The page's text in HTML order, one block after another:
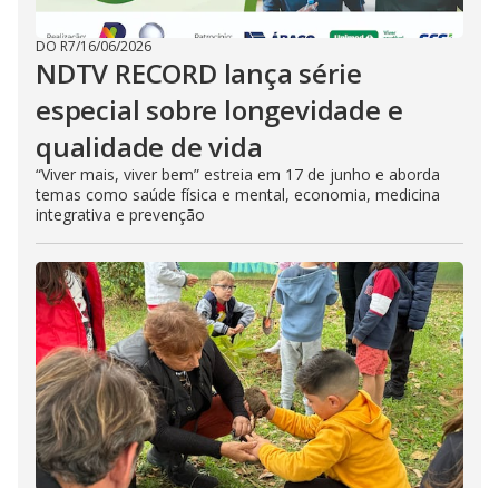
DO R7/16/06/2026
NDTV RECORD lança série
especial sobre longevidade e
qualidade de vida
“Viver mais, viver bem” estreia em 17 de junho e aborda
temas como saúde física e mental, economia, medicina
integrativa e prevenção